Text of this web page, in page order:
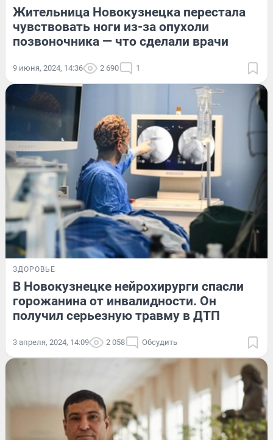
Жительница Новокузнецка перестала
чувствовать ноги из-за опухоли
позвоночника — что сделали врачи
9 июня, 2024, 14:36 2 690 1
ЗДОРОВЬЕ
В Новокузнецке нейрохирурги спасли
горожанина от инвалидности. Он
получил серьезную травму в ДТП
3 апреля, 2024, 14:09 2 058 Обсудить